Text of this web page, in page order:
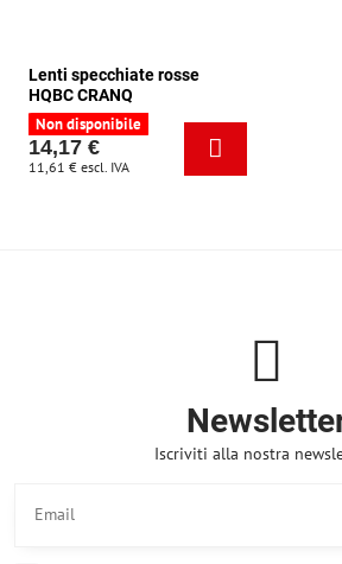
Lenti specchiate rosse
HQBC CRANQ
Non disponibile
14,17 €
11,61 € escl. IVA
Iscriviti alla nostra